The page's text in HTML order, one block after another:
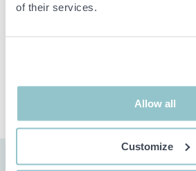
of their services.
Allow all
Customize
beskrivs under sektionen
efter bästa möjliga förmåga men är
ingår ej i objektet om detta inte är